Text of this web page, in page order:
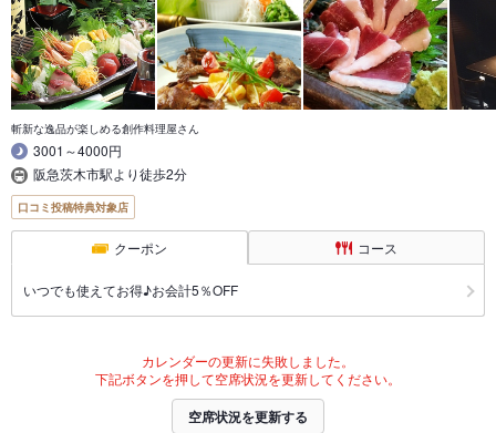
斬新な逸品が楽しめる創作料理屋さん
3001～4000円
阪急茨木市駅より徒歩2分
口コミ投稿特典対象店
クーポン コース
いつでも使えてお得♪お会計5％OFF
カレンダーの更新に失敗しました。
下記ボタンを押して空席状況を更新してください。
空席状況を更新する